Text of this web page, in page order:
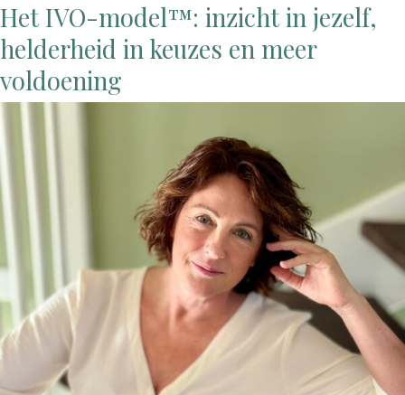
Het IVO-model™: inzicht in jezelf,
helderheid in keuzes en meer
voldoening